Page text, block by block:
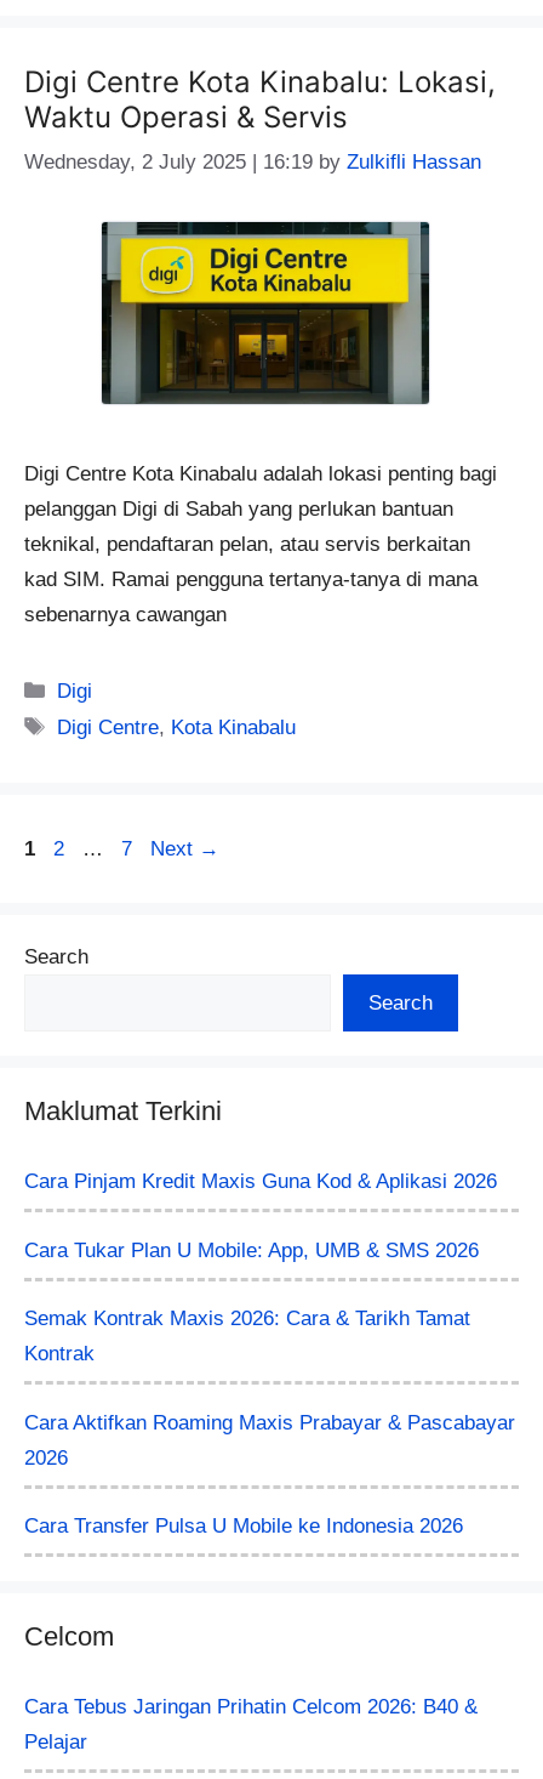
Digi Centre Kota Kinabalu: Lokasi,
Waktu Operasi & Servis
Wednesday, 2 July 2025 | 16:19 by Zulkifli Hassan
Digi Centre Kota Kinabalu adalah lokasi penting bagi
pelanggan Digi di Sabah yang perlukan bantuan
teknikal, pendaftaran pelan, atau servis berkaitan
kad SIM. Ramai pengguna tertanya-tanya di mana
sebenarnya cawangan
Categories
Digi
Tags
Digi Centre, Kota Kinabalu
Page
1 Page
2 … Page
7 Next →
Search
Search
Maklumat Terkini
Cara Pinjam Kredit Maxis Guna Kod & Aplikasi 2026
Cara Tukar Plan U Mobile: App, UMB & SMS 2026
Semak Kontrak Maxis 2026: Cara & Tarikh Tamat
Kontrak
Cara Aktifkan Roaming Maxis Prabayar & Pascabayar
2026
Cara Transfer Pulsa U Mobile ke Indonesia 2026
Celcom
Cara Tebus Jaringan Prihatin Celcom 2026: B40 &
Pelajar